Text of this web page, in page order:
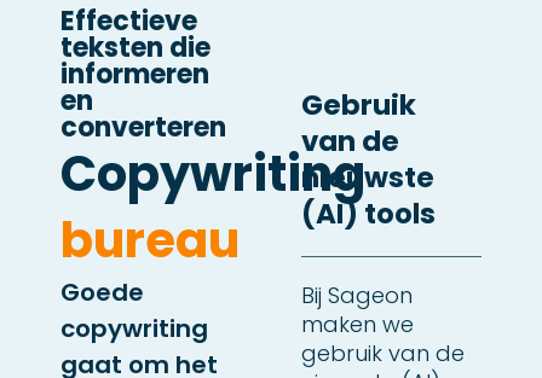
Effectieve
teksten die
informeren
en
converteren
Copywriting
bureau
Goede
copywriting
gaat om het
Gebruik
van de
nieuwste
(AI) tools
Bij Sageon
maken we
gebruik van de